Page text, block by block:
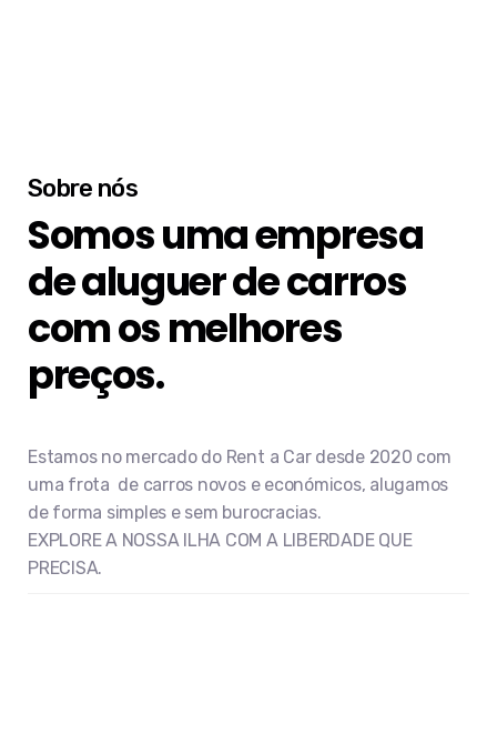
Sobre nós
Somos uma empresa
de aluguer de carros
com os melhores
preços.
Estamos no mercado do Rent a Car desde 2020 com
uma frota de carros novos e económicos, alugamos
de forma simples e sem burocracias.
EXPLORE A NOSSA ILHA COM A LIBERDADE QUE
PRECISA.